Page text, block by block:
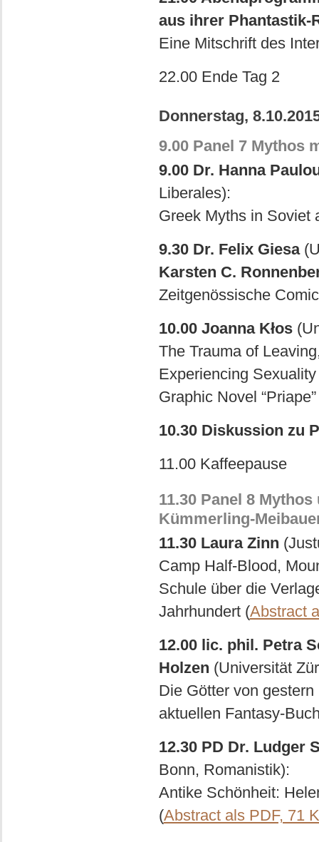
aus ihrer Phantastik-
Eine Mitschrift des
22.00 Ende Tag 2
Donnerstag,
9.00 Panel 7 Mythos
9.00 Dr. Hanna
Liberales):
Greek Myths in Soviet
9.30 Dr. Felix Giesa
Karsten C.
Zeitgenössische
10.00 Joanna Kłos
The Trauma of
Experiencing
Graphic Novel
10.30 Diskussion zu
11.00 Kaffeepause
11.30 Panel 8
Kümmerling-
11.30 Laura Zinn
Camp Half-Blood,
Schule über die
Jahrhundert (Abstract
12.00 lic. phil. Petra
Holzen (Universität
Die Götter von
aktuellen Fantasy-
12.30 PD Dr. Ludger
Bonn, Romanistik):
Antike Schönheit:
(Abstract als PDF, 71